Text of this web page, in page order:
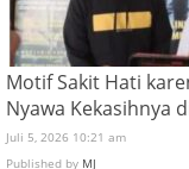
Motif Sakit Hati
Nyawa Kekasihnya
Juli 5, 2026 10:21 am
Published by MJ